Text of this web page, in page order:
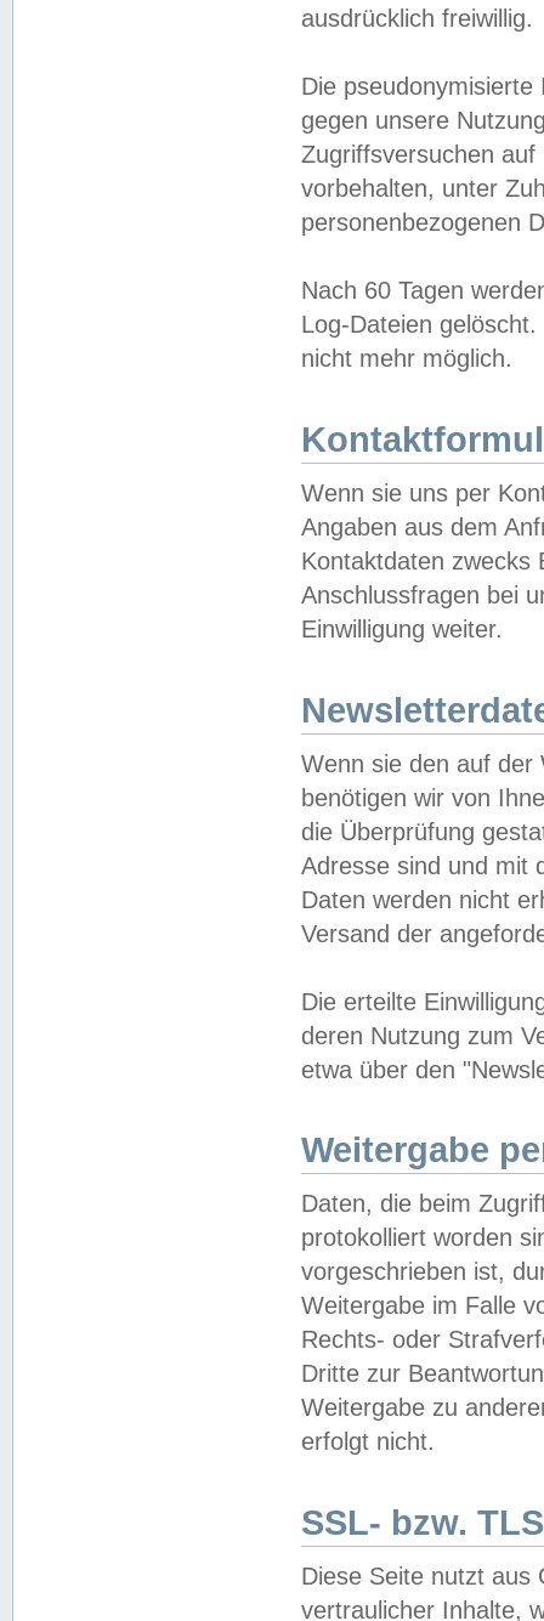
ausdrücklich freiwillig.
Die
gegen unsere
Zugriffsversuchen
vorbehalten, unter
personenbezogenen
Nach 60 Tagen
Log-Dateien
nicht mehr möglich.
Wenn sie uns per
Angaben aus dem
Kontaktdaten zwecks
Anschlussfragen bei
Einwilligung weiter.
Wenn sie den auf der
benötigen wir von
die Überprüfung
Adresse sind und mit
Daten werden nicht
Versand der
Die erteilte
deren Nutzung zum
etwa über den
Weitergabe
Daten, die beim
protokolliert worden
vorgeschrieben ist,
Weitergabe im Falle
Rechts- oder
Dritte zur
Weitergabe zu
erfolgt nicht.
SSL- bzw.
Diese Seite nutzt aus
vertraulicher Inhalte,